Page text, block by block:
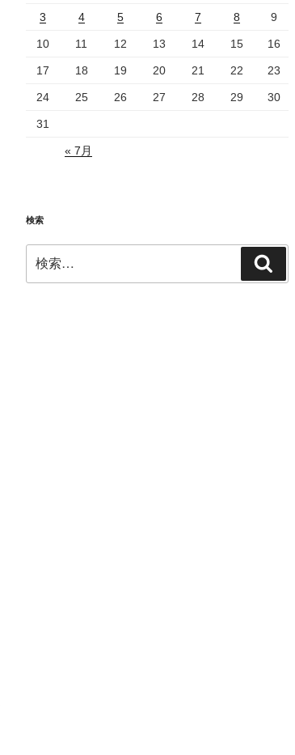
3 4 5 6 7 8 9
10 11 12 13 14 15 16
17 18 19 20 21 22 23
24 25 26 27 28 29 30
31
« 7月
検索
索:
索